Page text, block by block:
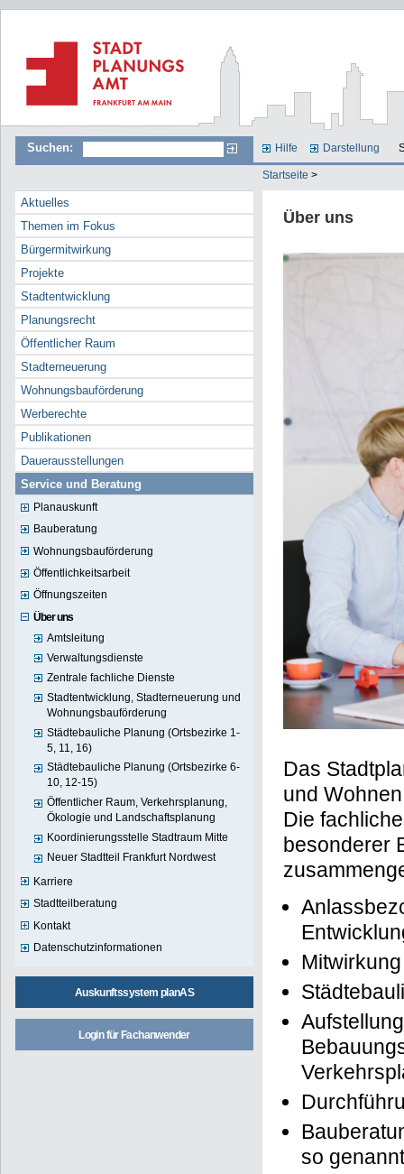
Suchen: Hilfe Darstellung
Startseite >
Aktuelles
Themen im Fokus
Bürgermitwirkung
Projekte
Stadtentwicklung
Planungsrecht
Öffentlicher Raum
Stadterneuerung
Wohnungsbauförderung
Werberechte
Publikationen
Dauerausstellungen
Service und Beratung
Planauskunft
Bauberatung
Wohnungsbauförderung
Öffentlichkeitsarbeit
Öffnungszeiten
Über uns
Amtsleitung
Verwaltungsdienste
Zentrale fachliche Dienste
Stadtentwicklung, Stadterneuerung und
Wohnungsbauförderung
Städtebauliche Planung (Ortsbezirke 1-
5, 11, 16)
Städtebauliche Planung (Ortsbezirke 6-
10, 12-15)
Öffentlicher Raum, Verkehrsplanung,
Ökologie und Landschaftsplanung
Koordinierungsstelle Stadtraum Mitte
Neuer Stadtteil Frankfurt Nordwest
Karriere
Stadtteilberatung
Kontakt
Datenschutzinformationen
Auskunftssystem planAS
Login für Fachanwender
Über uns
Das
und
Die
besonderer
so